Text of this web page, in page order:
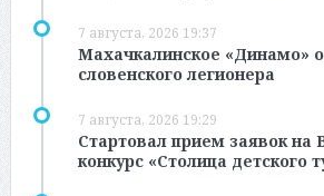
7 августа, 2026 19:37
Махачкалинское «Динамо»
словенского легионера
7 августа, 2026 19:29
Стартовал прием заявок на
конкурс «Столица детского